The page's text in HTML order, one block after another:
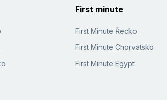
First minute
First Minute Řecko
First Minute Chorvatsko
First Minute Egypt